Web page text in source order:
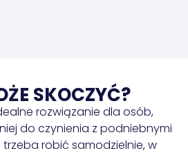
SKOCZYĆ?
rozwiązanie dla osób,
do czynienia z podniebnymi
robić samodzielnie, w